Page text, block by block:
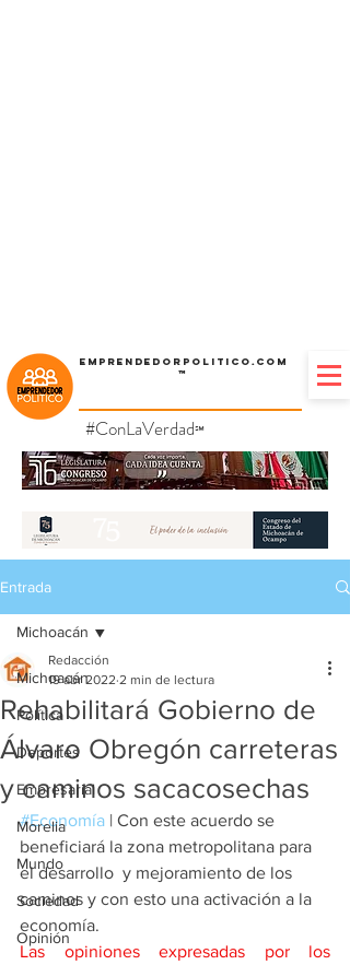
Emprendedorpolitico.com
™
#ConLaVerdad℠
Entrada
Michoacán
Política
Deportes
Empresarial
Morelia
Mundo
Sociedad
Opinión
Michoacán
Rehabilitará Gobierno de
Álvaro Obregón carreteras
y caminos sacacosechas
Redacción
19 abr 2022 2 min de lectura
#Economía | Con este acuerdo se
beneficiará la zona metropolitana para
el desarrollo  y mejoramiento de los
caminos y con esto una activación a la
economía.
Las opiniones expresadas por los